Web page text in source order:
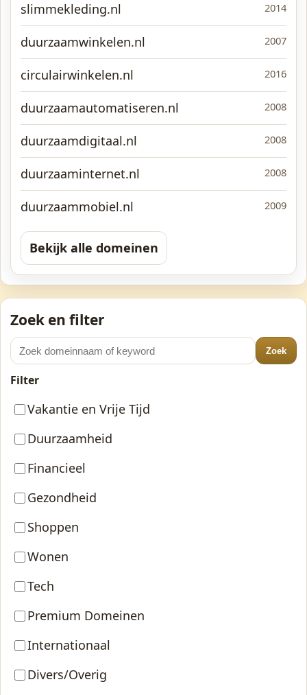
slimmekleding.nl 2014
duurzaamwinkelen.nl 2007
circulairwinkelen.nl 2016
duurzaamautomatiseren.nl 2008
duurzaamdigitaal.nl 2008
duurzaaminternet.nl 2008
duurzaammobiel.nl 2009
Bekijk alle domeinen
Zoek en filter
Zoek
Filter
Vakantie en Vrije Tijd
Duurzaamheid
Financieel
Gezondheid
Shoppen
Wonen
Tech
Premium Domeinen
Internationaal
Divers/Overig